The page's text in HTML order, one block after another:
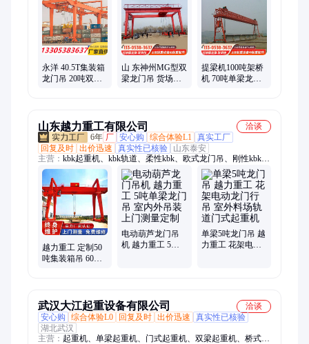
永洋 40.5T集装箱
龙门吊 20吨双主
山 东神州MG型双
梁龙门吊 货场专
提梁机100吨架桥
机 70吨单梁龙门
山东越力重工有限公司
洽谈
6年 厂 安心购 综合体验L1 真实工厂
回复及时 出价迅速 真实性已核验
山东泰安
主营： kbk起重机、kbk轨道、柔性kbk、欧式龙门吊、刚性kbk、
kbk、组合式起重机、自立式起重机、kbk桁架、环链葫芦、环链
电动葫芦、欧式起重机
越力重工 定制50
吨集装箱吊 60吨
电动葫芦龙门吊
机 越力重工 5吨
单梁5吨龙门吊 越
力重工 花架电动
武汉大江起重设备有限公司
洽谈
安心购
综合体验L0 回复及时 出价迅速
真实性已核验
湖北武汉
主营： 起重机、单梁起重机、门式起重机、双梁起重机、桥式起